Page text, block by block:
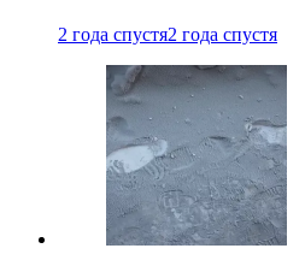
2 года спустя2 года спустя